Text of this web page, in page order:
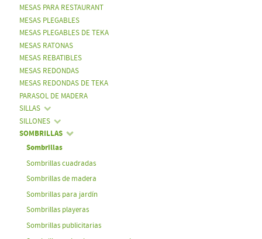
MESAS PARA RESTAURANT
MESAS PLEGABLES
MESAS PLEGABLES DE TEKA
MESAS RATONAS
MESAS REBATIBLES
MESAS REDONDAS
MESAS REDONDAS DE TEKA
PARASOL DE MADERA
SILLAS
SILLONES
SOMBRILLAS
Sombrillas
Sombrillas cuadradas
Sombrillas de madera
Sombrillas para jardín
Sombrillas playeras
Sombrillas publicitarias